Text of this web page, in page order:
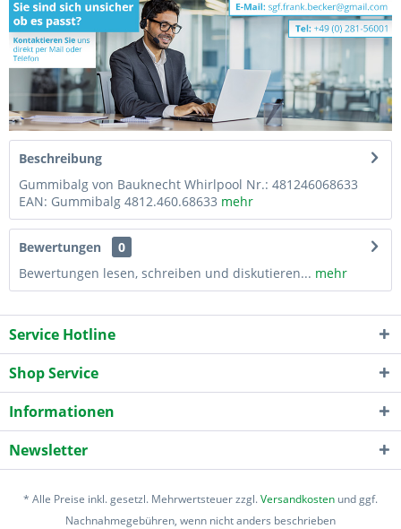
Beschreibung
Gummibalg von Bauknecht Whirlpool Nr.: 481246068633
EAN: Gummibalg 4812.460.68633 mehr
Bewertungen
0
Bewertungen lesen, schreiben und diskutieren... mehr
Service Hotline
Shop Service
Informationen
Newsletter
* Alle Preise inkl. gesetzl. Mehrwertsteuer zzgl.Versandkosten und ggf.
Nachnahmegebühren, wenn nicht anders beschrieben